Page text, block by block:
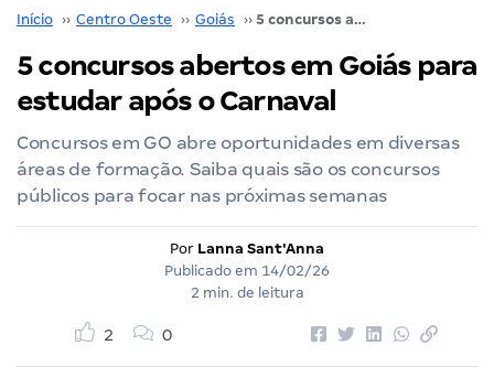
Início ›› Centro Oeste ›› Goiás ›› 5 concursos abertos em Goiás para estudar após o Carnaval
5 concursos abertos em Goiás para
estudar após o Carnaval
Concursos em GO abre oportunidades em diversas
áreas de formação. Saiba quais são os concursos
públicos para focar nas próximas semanas
Por Lanna Sant'Anna
Publicado em 14/02/26
2 min. de leitura
2 0